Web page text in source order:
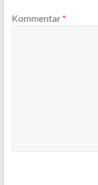
Kommentar *